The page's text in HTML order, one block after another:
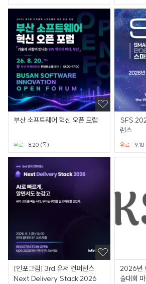
부산 소프트웨어 혁신 오픈 포럼
8.20 (목)
무료
SFS
런스
9.10
유료
[인포그랩] 3rd 유저 컨퍼런스
Next Delivery Stack 2026
2026년
술대회